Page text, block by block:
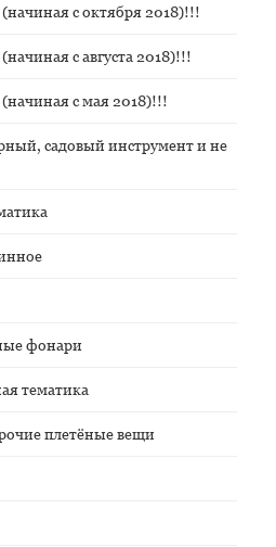
с октября 2018)!!!
с августа 2018)!!!
с мая 2018)!!!
садовый инструмент и не
фонари
тематика
плетёные вещи